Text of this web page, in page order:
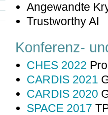
Angewandte
Trustworthy AI
Konferenz-
CHES 2022
CARDIS 2021
CARDIS 2020
SPACE 2017